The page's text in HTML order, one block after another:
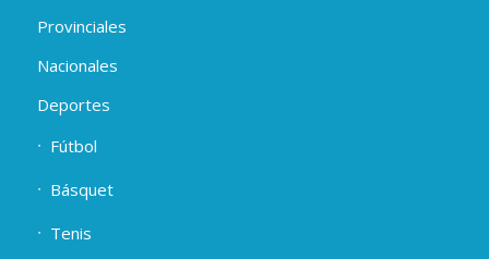
Provinciales
Nacionales
Deportes
Fútbol
Básquet
Tenis